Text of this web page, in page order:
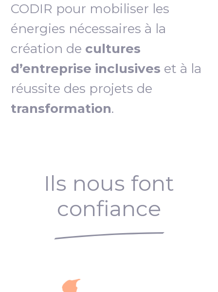
CODIR pour mobiliser les
énergies nécessaires à la
création de cultures
d’entreprise inclusives et à la
réussite des projets de
transformation.
Ils nous font
confiance